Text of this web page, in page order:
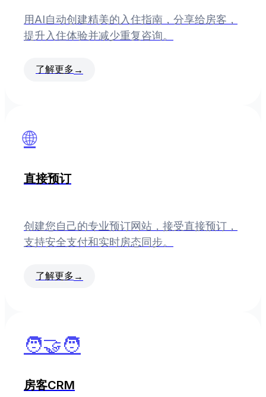
用AI自动创建精美的入住指南，分享给房客，
提升入住体验并减少重复咨询。
了解更多 →
🌐
直接预订
创建您自己的专业预订网站，接受直接预订，
支持安全支付和实时房态同步。
了解更多 →
🧑‍🤝‍🧑
房客CRM